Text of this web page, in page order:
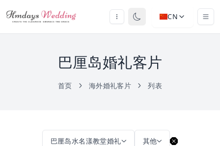
CN
巴厘岛婚礼客片
首页 海外婚礼客片 列表
巴厘岛水名漾教堂婚礼 其他